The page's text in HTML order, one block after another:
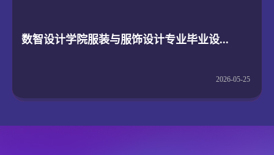
数智设计学院服装与服饰设计专业毕业设...
2026-05-25